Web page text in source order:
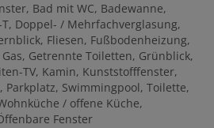
Bad mit WC Badewanne
T Doppel- / Mehrfachverglasung
Fliesen Fußbodenheizung
Gas Getrennte Toiletten Grünblick
TV Kamin Kunststofffenster
Parkplatz Swimmingpool Toilette
/ offene Küche
Fenster